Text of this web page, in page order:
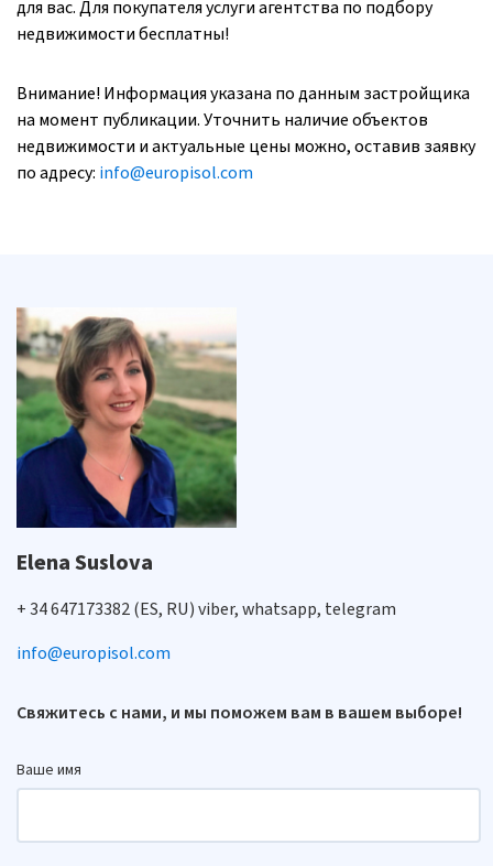
для вас. Для покупателя услуги агентства по подбору
недвижимости бесплатны!
Внимание! Информация указана по данным застройщика
на момент публикации. Уточнить наличие объектов
недвижимости и актуальные цены можно, оставив заявку
по адресу: info@europisol.com
Elena Suslova
+ 34 647173382 (ES, RU) viber, whatsapp, telegram
info@europisol.com
Свяжитесь с нами, и мы поможем вам в вашем выборе!
Ваше имя